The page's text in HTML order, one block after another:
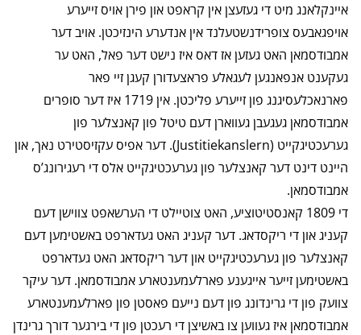
איינקלאנג מיט די געזעצן אין קראפט און פירן אויס זייערע
אויפגאבעס צופרידנשטעלנד אין אנדערע הינזיכטן. אויב דער
אמבודסמאן האט געזען אז דאס איז נישט דער פאל, האט ער
געקענט אנפאנגען לעגאלע פראצעדורן קעגן זיי פאר
פארנאכלעסיגנג פון זייערע פליכטן. אין 1719 איז דער סופרים
אמבודסמאן געגעבן געווארן דעם טיטל פון קאנצלער פון
גערעכטיגקייט (Justitiekanslern). דער אפיס עקזיסטירט נאך, און
היינט דינט דער קאנצלער פון גערעכטיגקייט אלס די רעגירונג’ס
אמבודסמאן.
די 1809 קאנסטיטוציע, האט צוטיילט די הערשאפט צווישן דעם
קעניג און די ריקסדאג. דער קעניג האט געדארפט באשטימען דעם
קאנצלער פון גערעכטיגקייט און דער ריקסדאג האט געדארפט
באשטימען זייער אייגענע פארלעמענטארע אמבודסמאן. דער עיקר
צוועק פון די גרינדונג פון דעם נייעם פאסטן פון פארלעמענטארע
אמבודסמאן איז געווען צו באשיצן די רעכטן פון די בירגער דורך גרינדן